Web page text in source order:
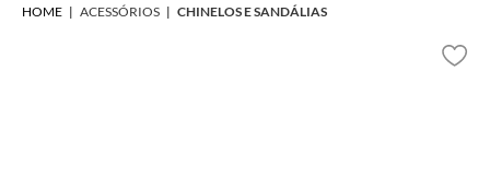
HOME | ACESSÓRIOS | CHINELOS E SANDÁLIAS